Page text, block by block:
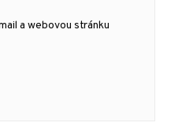
a webovou stránku